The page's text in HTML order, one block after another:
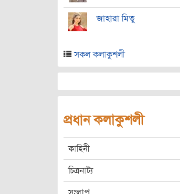
জাহারা মিতু
সকল কলাকুশলী
প্রধান কলাকুশলী
কাহিনী
চিত্রনাট্য